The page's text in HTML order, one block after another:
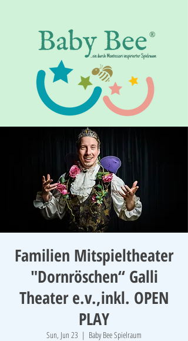
®
Familien Mitspieltheater
"Dornröschen“ Galli
Theater e.v.,inkl. OPEN
PLAY
Sun, Jun 23
  |
Baby Bee Spielraum